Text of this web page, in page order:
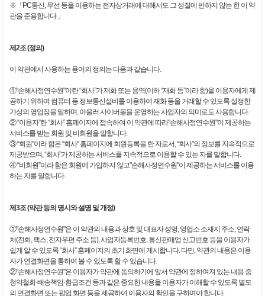
※「PC통신, 무선 등을 이용하는 전자상거래에 대해서도 그 성질에 반하지 않는 한 이 약
관을 준용합니다.」
제2조 (정의)
이 약관에서 사용하는 용어의 정의는 다음과 같습니다.
①"손해사정연수원"이란 “회사”가 재화 또는 용역(이하 “재화 등”이라 함)을 이용자에게 제
공하기 위하여 컴퓨터 등 정보통신설비를 이용하여 재화 등을 거래할 수 있도록 설정한
가상의 영업장을 말하며, 아울러 사이버몰을 운영하는 사업자의 의미로도 사용합니다.
② “이용자”란 “회사” 홈페이지에 접속하여 이 약관에 따라"손해사정연수원"이 제공하는
서비스를 받는 회원 및 비회원을 말합니다.
③ “회원”이라 함은 “회사” 홈페이지에 회원등록을 한 자로서, “회사”의 정보를 지속적으로
제공받으며, “회사”가 제공하는 서비스를 지속적으로 이용할 수 있는 자를 말합니다.
④ “비회원”이라 함은 회원에 가입하지 않고"손해사정연수원"이 제공하는 서비스를 이용
하는 자를 말합니다.
제3조 (약관 등의 명시와 설명 및 개정)
①"손해사정연수원"은 이 약관의 내용과 상호 및 대표자 성명, 영업소 소재지 주소, 연락
처(전화, 팩스, 전자우편 주소 등), 사업자등록번호, 통신판매업 신고번호 등을 이용자가
쉽게 알 수 있도록 “회사” 홈페이지의 초기 화면에 게시합니다. 다만, 약관의 내용은 이용
자가 연결화면을 통하여 볼 수 있도록 할 수 있습니다.
②"손해사정연수원"은 이용자가 약관에 동의하기에 앞서 약관에 정하여져 있는 내용 중
청약철회·배송책임·환급조건 등과 같은 중요한 내용을 이용자가 이해할 수 있도록 별도
의 연결화면 또는 팝업 화면 등을 제공하여 이용자의 확인을 구하여야 합니다.